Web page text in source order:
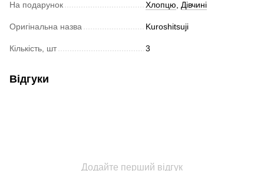
На подарунок Хлопцю, Дівчині
Оригінальна назва Kuroshitsuji
Кількість, шт 3
Відгуки
Додайте перший відгук